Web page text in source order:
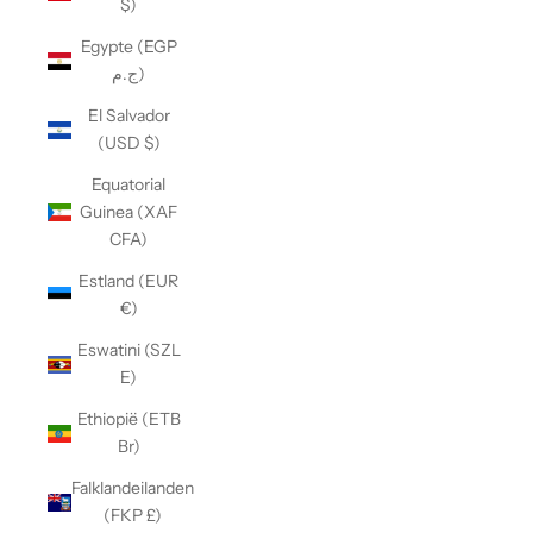
$)
Egypte (EGP
ج.م)
El Salvador
(USD $)
Equatorial
Guinea (XAF
CFA)
Estland (EUR
€)
Eswatini (SZL
E)
Ethiopië (ETB
Br)
Falklandeilanden
(FKP £)